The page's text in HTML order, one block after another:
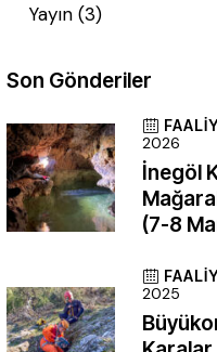
Yayın (3)
Son Gönderiler
2026
İnegöl
(7-8
2025